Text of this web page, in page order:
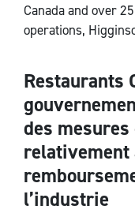
Canada and over
operations,
National
Restaurants
des mesures
relativement
l’industrie